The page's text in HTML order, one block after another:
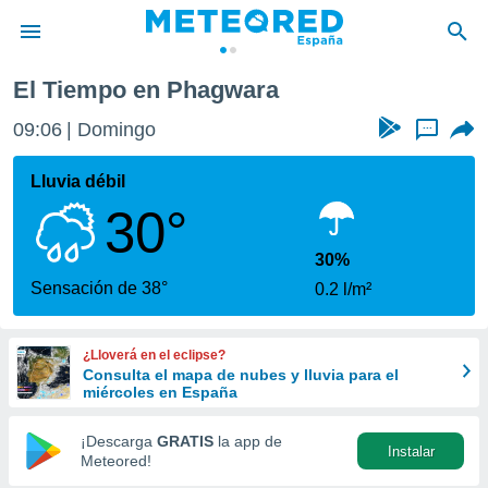
de
por
se
calidad.
a este
las
y
forma
digital
basada
El Tiempo en Phagwara
09:06 Domingo ...
Lluvia débil
30°
Sensación de 38°
30%
0.2 l/m²
¿Lloverá en el eclipse?
Consulta el mapa de nubes y lluvia para el
miércoles en España
¡Descarga GRATIS la app de
Meteored!
Instalar